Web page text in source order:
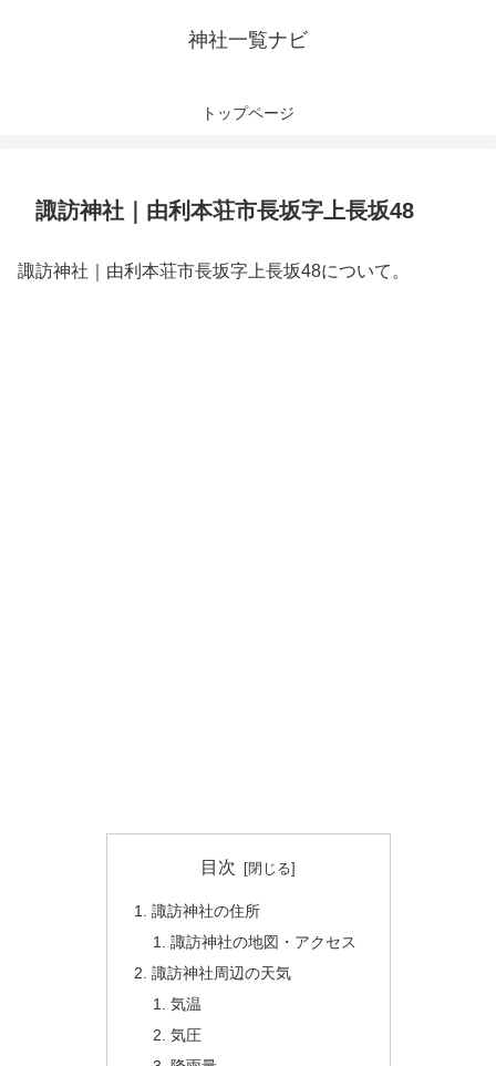
神社一覧ナビ
トップページ
諏訪神社｜由利本荘市長坂字上長坂48
諏訪神社｜由利本荘市長坂字上長坂48について。
目次
諏訪神社の住所
諏訪神社の地図・アクセス
諏訪神社周辺の天気
気温
気圧